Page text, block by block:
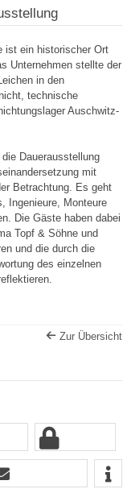
ist ein historischer Ort
Unternehmen stellte der
in den
technische
Auschwitz-
Dauerausstellung
mit
Betrachtung. Es geht
Ingenieure, Monteure
Die Gäste haben dabei
Topf & Söhne und
und die durch die
des einzelnen
Zur Übersicht